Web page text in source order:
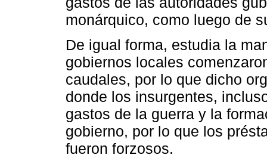
monárquico, como luego de
De igual forma, estudia la
gobiernos locales
caudales, por lo que dicho
donde los insurgentes,
gastos de la guerra y la
gobierno, por lo que los
fueron forzosos.